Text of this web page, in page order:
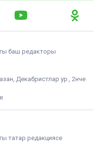
баш редакторы
Декабристлар ур., 2нче
татар редакциясе